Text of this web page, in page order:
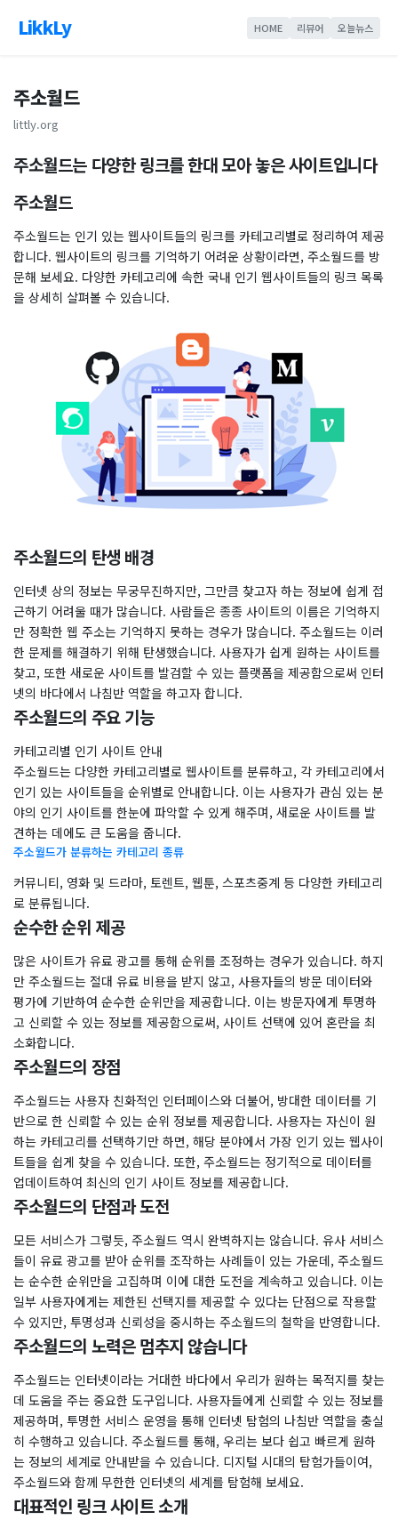
LikkLy HOME 리뷰어 오늘뉴스
주소월드
littly.org
주소월드는 다양한 링크를 한대 모아 놓은 사이트입니다
주소월드
주소월드는 인기 있는 웹사이트들의 링크를 카테고리별로 정리하여 제공
합니다. 웹사이트의 링크를 기억하기 어려운 상황이라면, 주소월드를 방
문해 보세요. 다양한 카테고리에 속한 국내 인기 웹사이트들의 링크 목록
을 상세히 살펴볼 수 있습니다.
주소월드의 탄생 배경
인터넷 상의 정보는 무궁무진하지만, 그만큼 찾고자 하는 정보에 쉽게 접
근하기 어려울 때가 많습니다. 사람들은 종종 사이트의 이름은 기억하지
만 정확한 웹 주소는 기억하지 못하는 경우가 많습니다. 주소월드는 이러
한 문제를 해결하기 위해 탄생했습니다. 사용자가 쉽게 원하는 사이트를
찾고, 또한 새로운 사이트를 발검할 수 있는 플랫폼을 제공함으로써 인터
넷의 바다에서 나침반 역할을 하고자 합니다.
주소월드의 주요 기능
카테고리별 인기 사이트 안내
주소월드는 다양한 카테고리별로 웹사이트를 분류하고, 각 카테고리에서
인기 있는 사이트들을 순위별로 안내합니다. 이는 사용자가 관심 있는 분
야의 인기 사이트를 한눈에 파악할 수 있게 해주며, 새로운 사이트를 발
견하는 데에도 큰 도움을 줍니다.
주소월드가 분류하는 카테고리 종류
커뮤니티, 영화 및 드라마, 토렌트, 웹툰, 스포츠중계 등 다양한 카테고리
로 분류됩니다.
순수한 순위 제공
많은 사이트가 유료 광고를 통해 순위를 조정하는 경우가 있습니다. 하지
만 주소월드는 절대 유료 비용을 받지 않고, 사용자들의 방문 데이터와
평가에 기반하여 순수한 순위만을 제공합니다. 이는 방문자에게 투명하
고 신뢰할 수 있는 정보를 제공함으로써, 사이트 선택에 있어 혼란을 최
소화합니다.
주소월드의 장점
주소월드는 사용자 친화적인 인터페이스와 더불어, 방대한 데이터를 기
반으로 한 신뢰할 수 있는 순위 정보를 제공합니다. 사용자는 자신이 원
하는 카테고리를 선택하기만 하면, 해당 분야에서 가장 인기 있는 웹사이
트들을 쉽게 찾을 수 있습니다. 또한, 주소월드는 정기적으로 데이터를
업데이트하여 최신의 인기 사이트 정보를 제공합니다.
주소월드의 단점과 도전
모든 서비스가 그렇듯, 주소월드 역시 완벽하지는 않습니다. 유사 서비스
들이 유료 광고를 받아 순위를 조작하는 사례들이 있는 가운데, 주소월드
는 순수한 순위만을 고집하며 이에 대한 도전을 계속하고 있습니다. 이는
일부 사용자에게는 제한된 선택지를 제공할 수 있다는 단점으로 작용할
수 있지만, 투명성과 신뢰성을 중시하는 주소월드의 철학을 반영합니다.
​주소월드의 노력은 멈추지 않습니다
주소월드는 인터넷이라는 거대한 바다에서 우리가 원하는 목적지를 찾는
데 도움을 주는 중요한 도구입니다. 사용자들에게 신뢰할 수 있는 정보를
제공하며, 투명한 서비스 운영을 통해 인터넷 탐험의 나침반 역할을 충실
히 수행하고 있습니다. 주소월드를 통해, 우리는 보다 쉽고 빠르게 원하
는 정보의 세계로 안내받을 수 있습니다. 디지털 시대의 탐험가들이여,
주소월드와 함께 무한한 인터넷의 세계를 탐험해 보세요.
대표적인 링크 사이트 소개